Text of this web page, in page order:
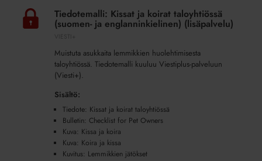
Kissat
koirat
Tiedotemalli: Kissat ja koirat taloyhtiössä
(suomen- ja englanninkielinen) (lisäpalvelu)
Muistuta asukkaita lemmikkien huolehtimisesta
taloyhtiössä. Tiedotemalli kuuluu Viestiplus-palveluun
(Viesti+).
Sisältö:
Tiedote: Kissat ja koirat taloyhtiössä
Bulletin: Checklist for Pet Owners
Kuva: Kissa ja koira
Kuva: Koira ja kissa
Kuvitus: Lemmikkien jätökset